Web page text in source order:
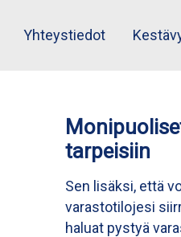
Yhteystiedot
tarpeisiin
Sen lisäksi, että
varastotilojesi
haluat pystyä